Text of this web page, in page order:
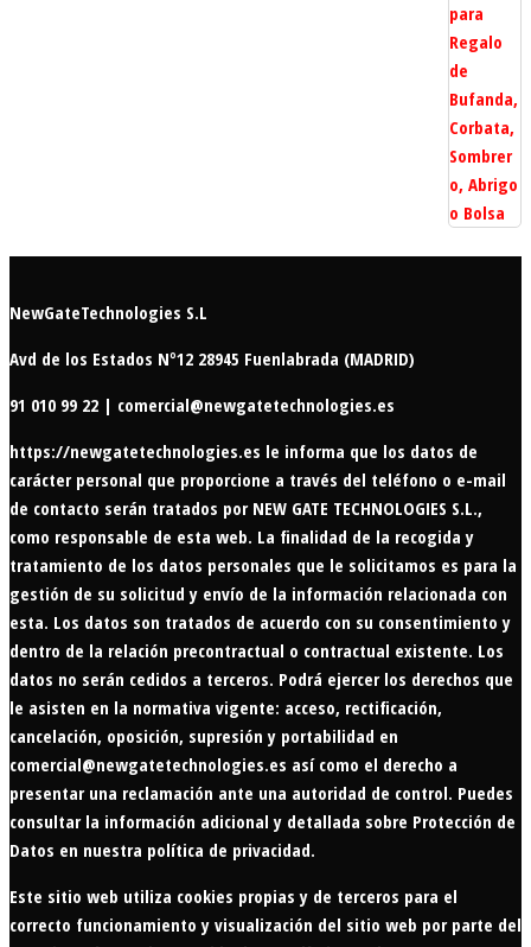
NewGateTechnologies S.L
Avd de los Estados Nº12 28945 Fuenlabrada (MADRID)
91 010 99 22 | comercial@newgatetechnologies.es
https://newgatetechnologies.es le informa que los datos de
carácter personal que proporcione a través del teléfono o e-mail
de contacto serán tratados por NEW GATE TECHNOLOGIES S.L.,
como responsable de esta web. La finalidad de la recogida y
tratamiento de los datos personales que le solicitamos es para la
gestión de su solicitud y envío de la información relacionada con
esta. Los datos son tratados de acuerdo con su consentimiento y
dentro de la relación precontractual o contractual existente. Los
datos no serán cedidos a terceros. Podrá ejercer los derechos que
le asisten en la normativa vigente: acceso, rectificación,
cancelación, oposición, supresión y portabilidad en
comercial@newgatetechnologies.es así como el derecho a
presentar una reclamación ante una autoridad de control. Puedes
consultar la información adicional y detallada sobre Protección de
Datos en nuestra política de privacidad.
Este sitio web utiliza cookies propias y de terceros para el
correcto funcionamiento y visualización del sitio web por parte del